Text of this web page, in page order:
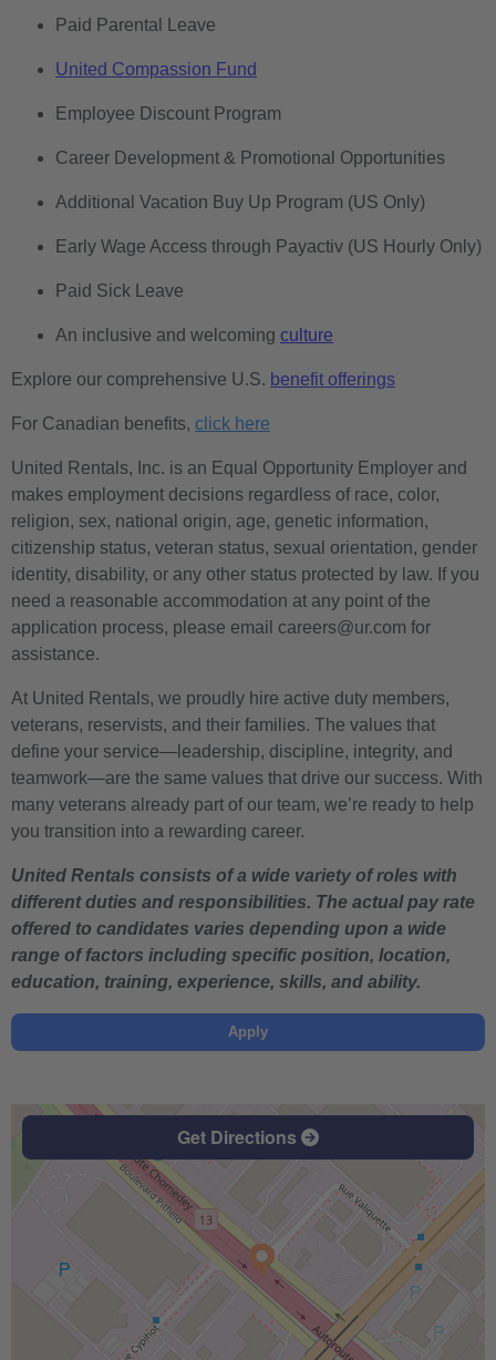
Paid Parental Leave
United Compassion Fund
Employee Discount Program
Career Development & Promotional Opportunities
Additional Vacation Buy Up Program (US Only)
Early Wage Access through Payactiv (US Hourly Only)
Paid Sick Leave
An inclusive and welcoming culture
Explore our comprehensive U.S. benefit offerings
For Canadian benefits, click here
United Rentals, Inc. is an Equal Opportunity Employer and
makes employment decisions regardless of race, color,
religion, sex, national origin, age, genetic information,
citizenship status, veteran status, sexual orientation, gender
identity, disability, or any other status protected by law. If you
need a reasonable accommodation at any point of the
application process, please email careers@ur.com for
assistance.
At United Rentals, we proudly hire active duty members,
veterans, reservists, and their families. The values that
define your service—leadership, discipline, integrity, and
teamwork—are the same values that drive our success. With
many veterans already part of our team, we’re ready to help
you transition into a rewarding career.
United Rentals consists of a wide variety of roles with
different duties and responsibilities. The actual pay rate
offered to candidates varies depending upon a wide
range of factors including specific position, location,
education, training, experience, skills, and ability.
Apply
Get Directions